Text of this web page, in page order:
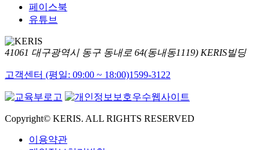
페이스북
유튜브
41061 대구광역시 동구 동내로 64(동내동1119) KERIS빌딩
고객센터 (평일: 09:00 ~ 18:00)1599-3122
Copyright© KERIS. ALL RIGHTS RESERVED
이용약관